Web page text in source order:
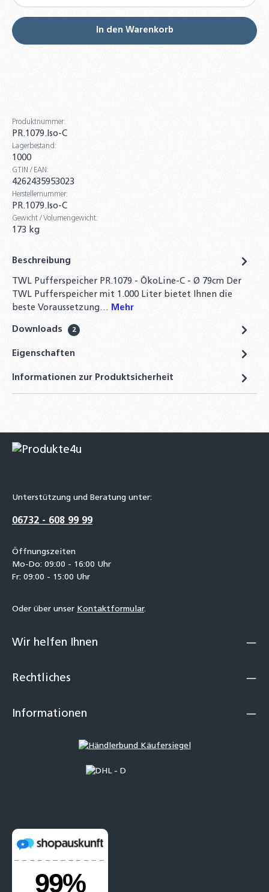
In den Warenkorb
Produktnummer:
PR.1079.Iso-C
Lagerbestand:
1000
GTIN / EAN:
4262435953023
Herstellernummer:
PR.1079.Iso-C
Gewicht / Volumengewicht:
173 kg
Beschreibung
TWL Pufferspeicher PR.1079 - ÖkoLine-C - Ø 79cm Der
TWL Pufferspeicher mit 1.000 Liter bietet Ihnen die
beste Voraussetzung… Mehr
Downloads 2
Eigenschaften
Informationen zur Produktsicherheit
Unterstützung und Beratung unter:
06732 - 608 99 99
Öffnungszeiten
Mo-Do: 09:00 - 16:00 Uhr
Fr: 09:00 - 15:00 Uhr
Oder über unser Kontaktformular.
Wir helfen Ihnen
Rechtliches
Informationen